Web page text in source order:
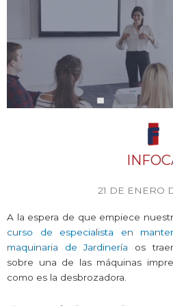
21 DE ENERO
A la espera de que empiece
curso de especialista en
maquinaria de Jardinería os
sobre una de las máquinas
como es la desbrozadora.